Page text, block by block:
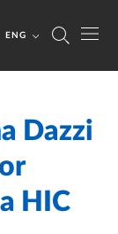
ENG
Dazzi
HIC